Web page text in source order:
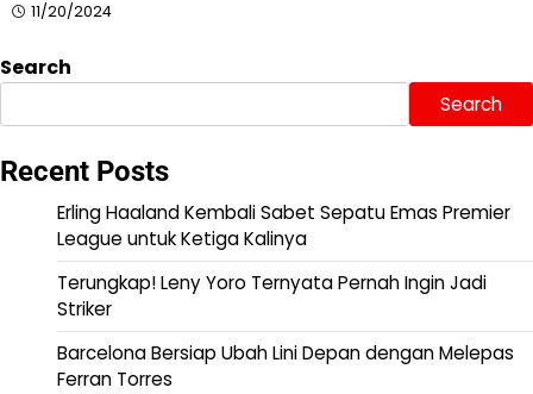
11/20/2024
Search
Search
Recent Posts
Erling Haaland Kembali Sabet Sepatu Emas Premier
League untuk Ketiga Kalinya
Terungkap! Leny Yoro Ternyata Pernah Ingin Jadi
Striker
Barcelona Bersiap Ubah Lini Depan dengan Melepas
Ferran Torres